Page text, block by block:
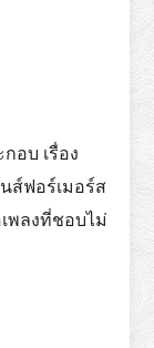
อบ เรื่อง
ส์ฟอร์เมอร์ส
พลงที่ชอบไม่